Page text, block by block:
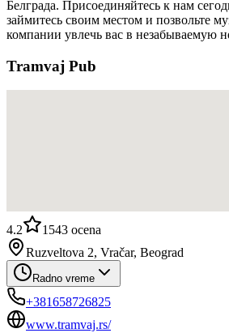
Белграда. Присоединяйтесь к нам
займитесь своим местом и позвольте
компании увлечь вас в незабываемую
Tramvaj Pub
4.2 1543 ocena
Ruzveltova 2, Vračar, Beograd
Radno vreme
+381658726825
www.tramvaj.rs/